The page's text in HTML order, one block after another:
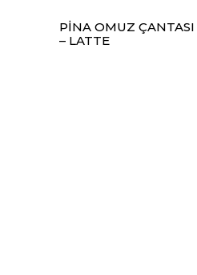
PINA OMUZ ÇANTASI
– LATTE